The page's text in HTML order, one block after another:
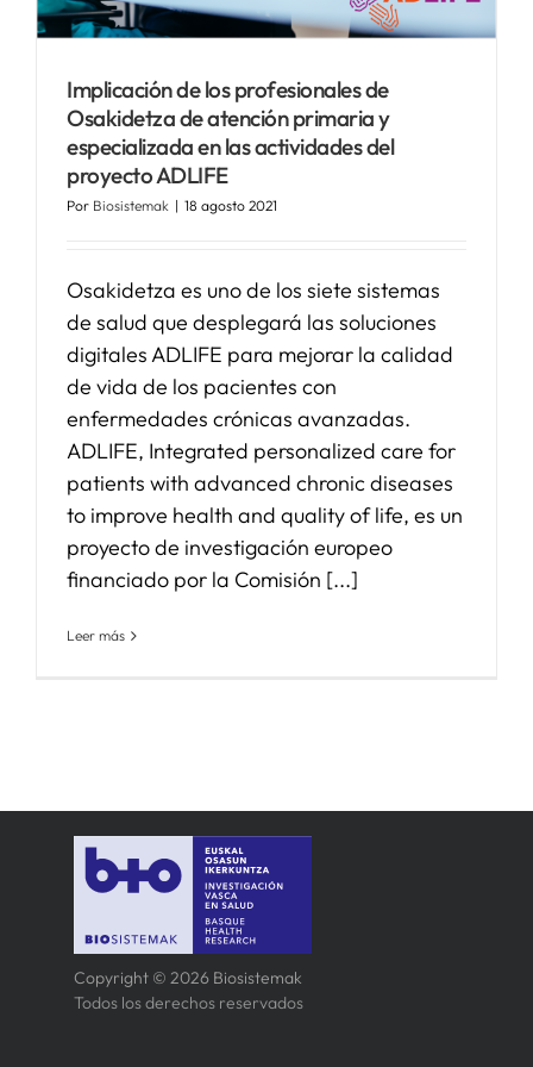
NOTICIAS
Implicación de los profesionales de
Osakidetza de atención primaria y
especializada en las actividades del
proyecto ADLIFE
Por Biosistemak | 18 agosto 2021
Osakidetza es uno de los siete sistemas
de salud que desplegará las soluciones
digitales ADLIFE para mejorar la calidad
de vida de los pacientes con
enfermedades crónicas avanzadas.
ADLIFE, Integrated personalized care for
patients with advanced chronic diseases
to improve health and quality of life, es un
proyecto de investigación europeo
financiado por la Comisión [...]
Leer más
Copyright © 2026 Biosistemak
Todos los derechos reservados